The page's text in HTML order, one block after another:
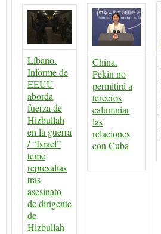
Líbano.
Informe de
EEUU
aborda
fuerza de
Hizbullah
en la guerra
/ “Israel”
teme
represalias
tras
asesinato
de dirigente
de
Hizbullah
China.
Pekin no
permitirá a
terceros
calumniar
las
relaciones
con Cuba